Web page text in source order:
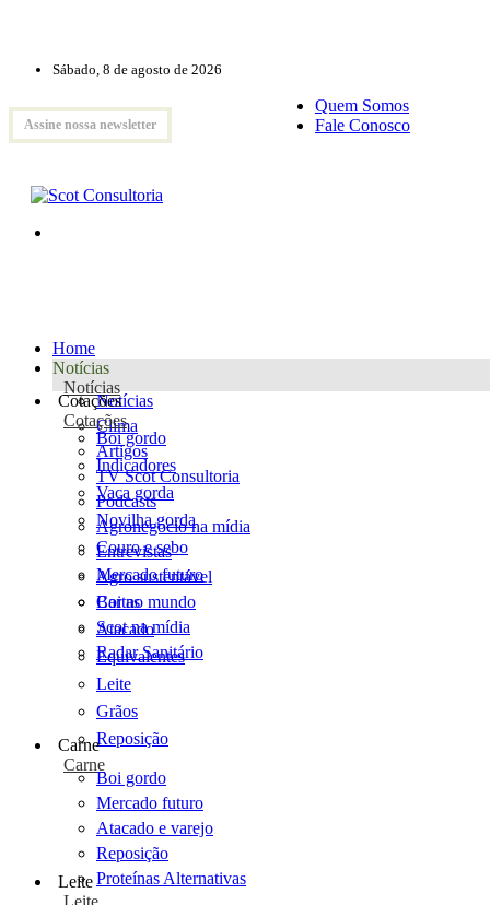
Sábado, 8 de agosto de 2026
Assine nossa newsletter
Quem Somos
Fale Conosco
Home
Notícias
Notícias
Notícias
Clima
Artigos
TV Scot Consultoria
Podcasts
Agronegócio na mídia
Entrevistas
Agro sustentável
Cartas
Scot na mídia
Radar Sanitário
Cotações
Cotações
Boi gordo
Indicadores
Vaca gorda
Novilha gorda
Couro e sebo
Mercado futuro
Boi no mundo
Atacado
Equivalentes
Leite
Grãos
Reposição
Carne
Carne
Boi gordo
Mercado futuro
Atacado e varejo
Reposição
Proteínas Alternativas
Leite
Leite